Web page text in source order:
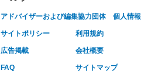
アドバイザーおよび編集協力団体 個人情
サイトポリシー 利用規約
広告掲載 会社概要
FAQ サイトマップ